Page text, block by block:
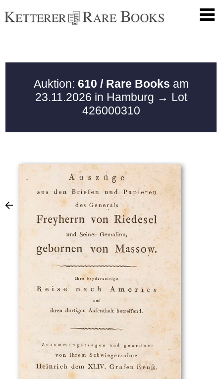
Auktion: 610 / Rare Books am
23.11.2026 in Hamburg → Lot
426000310